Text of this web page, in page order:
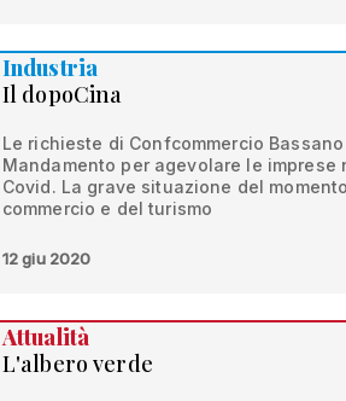
Industria
Il dopoCina
Le richieste di Confcommercio
Mandamento per agevolare le imprese
Covid. La grave situazione del
commercio e del turismo
12 giu 2020
Attualità
L'albero verde